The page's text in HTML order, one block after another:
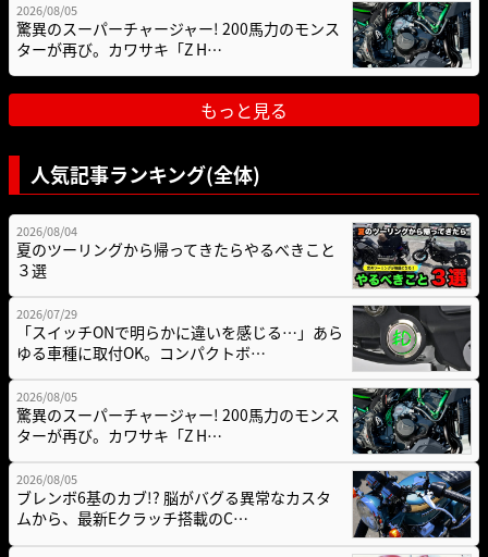
2026/08/05
驚異のスーパーチャージャー! 200馬力のモンス
ターが再び。カワサキ「Z H…
もっと見る
人気記事ランキング(全体)
2026/08/04
夏のツーリングから帰ってきたらやるべきこと
３選
2026/07/29
「スイッチONで明らかに違いを感じる…」あら
ゆる車種に取付OK。コンパクトボ…
2026/08/05
驚異のスーパーチャージャー! 200馬力のモンス
ターが再び。カワサキ「Z H…
2026/08/05
ブレンボ6基のカブ!? 脳がバグる異常なカスタ
ムから、最新Eクラッチ搭載のC…